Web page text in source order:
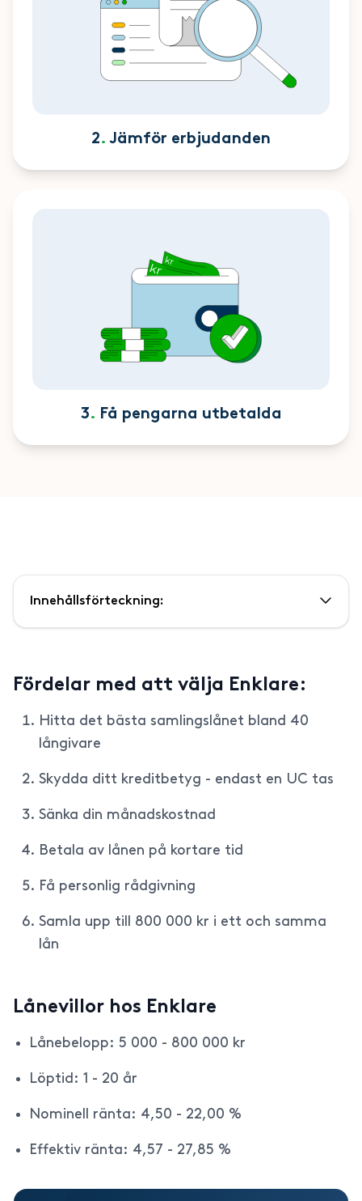
2. Jämför erbjudanden
3. Få pengarna utbetalda
Fördelar med att välja Enklare:
Hitta det bästa samlingslånet bland 40
långivare
Skydda ditt kreditbetyg - endast en UC tas
Sänka din månadskostnad
Betala av lånen på kortare tid
Få personlig rådgivning
Samla upp till 800 000 kr i ett och samma
lån
Lånevillor hos Enklare
Lånebelopp: 5 000 - 800 000 kr
Löptid: 1 - 20 år
Nominell ränta: 4,50 - 22,00 %
Effektiv ränta: 4,57 - 27,85 %
Innehållsförteckning: